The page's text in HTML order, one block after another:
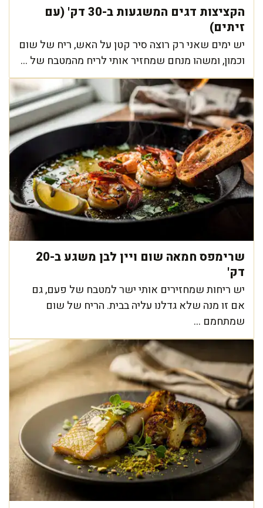
הקציצות דגים המשגעות ב-30 דק' (עם
זיתים)
יש ימים שאני רק רוצה סיר קטן על האש, ריח של שום
וכמון, ומשהו מנחם שמחזיר אותי לריח מהמטבח של ...
שרימפס חמאה שום ויין לבן משגע ב-20
דק'
יש ריחות שמחזירים אותי ישר למטבח של פעם, גם
אם זו מנה שלא גדלנו עליה בבית. הריח של שום
שמתחמם ...